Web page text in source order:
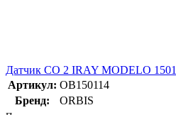
Датчик CO 2 IRAY MODELO
Артикул: OB150114
Бренд:
ORBIS